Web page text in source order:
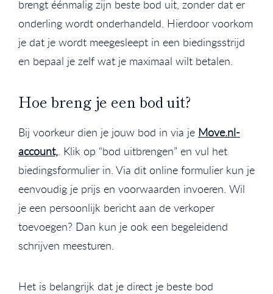
brengt éénmalig zijn beste bod uit, zonder dat er
onderling wordt onderhandeld. Hierdoor voorkom
je dat je wordt meegesleept in een biedingsstrijd
en bepaal je zelf wat je maximaal wilt betalen.
Hoe breng je een bod uit?
Bij voorkeur dien je jouw bod in via je Move.nl-
account,. Klik op “bod uitbrengen” en vul het
biedingsformulier in. Via dit online formulier kun je
eenvoudig je prijs en voorwaarden invoeren. Wil
je een persoonlijk bericht aan de verkoper
toevoegen? Dan kun je ook een begeleidend
schrijven meesturen.
Het is belangrijk dat je direct je beste bod